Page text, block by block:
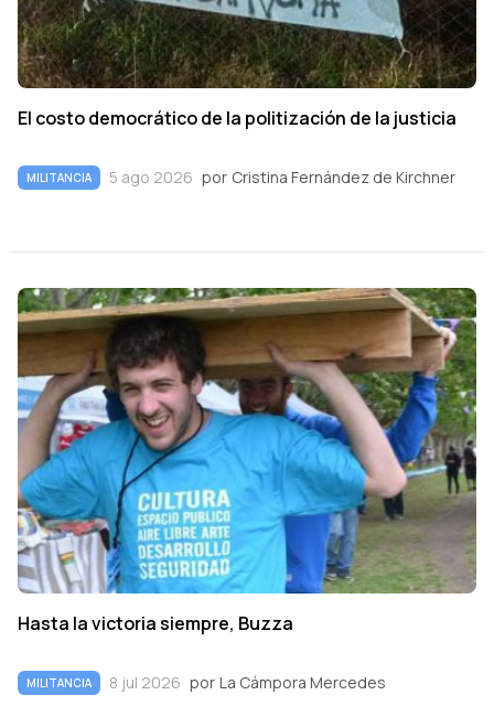
El costo democrático de la politización de la justicia
MILITANCIA 5 ago 2026 por Cristina Fernández de Kirchner
Hasta la victoria siempre, Buzza
MILITANCIA 8 jul 2026 por La Cámpora Mercedes